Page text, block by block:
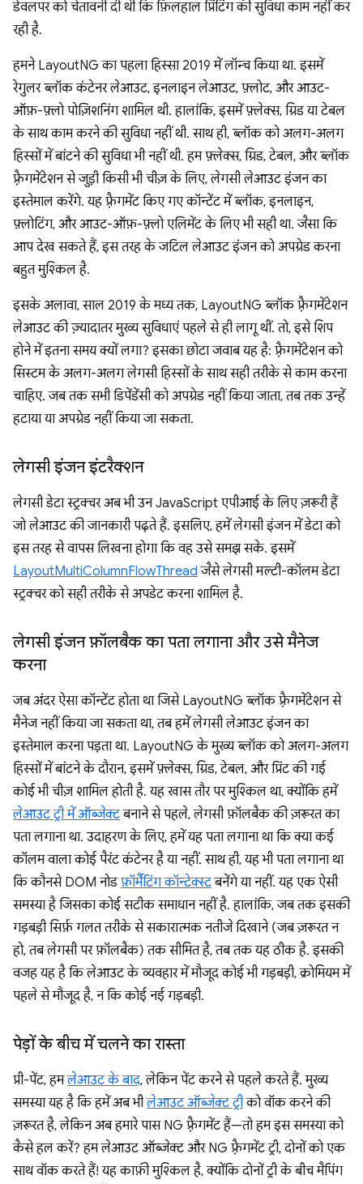
डेवलपर को चेतावनी दी थी कि फ़िलहाल प्रिंटिंग की सुविधा काम नहीं कर
रही है.
हमने LayoutNG का पहला हिस्सा 2019 में लॉन्च किया था. इसमें
रेगुलर ब्लॉक कंटेनर लेआउट, इनलाइन लेआउट, फ़्लोट, और आउट-
ऑफ़-फ़्लो पोज़िशनिंग शामिल थी. हालांकि, इसमें फ़्लेक्स, ग्रिड या टेबल
के साथ काम करने की सुविधा नहीं थी. साथ ही, ब्लॉक को अलग-अलग
हिस्सों में बांटने की सुविधा भी नहीं थी. हम फ़्लेक्स, ग्रिड, टेबल, और ब्लॉक
फ़्रैगमेंटेशन से जुड़ी किसी भी चीज़ के लिए, लेगसी लेआउट इंजन का
इस्तेमाल करेंगे. यह फ़्रैगमेंट किए गए कॉन्टेंट में ब्लॉक, इनलाइन,
फ़्लोटिंग, और आउट-ऑफ़-फ़्लो एलिमेंट के लिए भी सही था. जैसा कि
आप देख सकते हैं, इस तरह के जटिल लेआउट इंजन को अपग्रेड करना
बहुत मुश्किल है.
इसके अलावा, साल 2019 के मध्य तक, LayoutNG ब्लॉक फ़्रैगमेंटेशन
लेआउट की ज़्यादातर मुख्य सुविधाएं पहले से ही लागू थीं. तो, इसे शिप
होने में इतना समय क्यों लगा? इसका छोटा जवाब यह है: फ़्रैगमेंटेशन को
सिस्टम के अलग-अलग लेगसी हिस्सों के साथ सही तरीके से काम करना
चाहिए. जब तक सभी डिपेंडेंसी को अपग्रेड नहीं किया जाता, तब तक उन्हें
हटाया या अपग्रेड नहीं किया जा सकता.
लेगसी इंजन इंटरैक्शन
लेगसी डेटा स्ट्रक्चर अब भी उन JavaScript एपीआई के लिए ज़रूरी हैं
जो लेआउट की जानकारी पढ़ते हैं. इसलिए, हमें लेगसी इंजन में डेटा को
इस तरह से वापस लिखना होगा कि वह उसे समझ सके. इसमें
LayoutMultiColumnFlowThread जैसे लेगसी मल्टी-कॉलम डेटा
स्ट्रक्चर को सही तरीके से अपडेट करना शामिल है.
लेगसी इंजन फ़ॉलबैक का पता लगाना और उसे मैनेज
करना
जब अंदर ऐसा कॉन्टेंट होता था जिसे LayoutNG ब्लॉक फ़्रैगमेंटेशन से
मैनेज नहीं किया जा सकता था, तब हमें लेगसी लेआउट इंजन का
इस्तेमाल करना पड़ता था. LayoutNG के मुख्य ब्लॉक को अलग-अलग
हिस्सों में बांटने के दौरान, इसमें फ़्लेक्स, ग्रिड, टेबल, और प्रिंट की गई
कोई भी चीज़ शामिल होती है. यह खास तौर पर मुश्किल था, क्योंकि हमें
लेआउट ट्री में ऑब्जेक्टबनाने से पहले, लेगसी फ़ॉलबैक की ज़रूरत का
पता लगाना था. उदाहरण के लिए, हमें यह पता लगाना था कि क्या कई
कॉलम वाला कोई पैरंट कंटेनर है या नहीं. साथ ही, यह भी पता लगाना था
कि कौनसे DOM नोड फ़ॉर्मैटिंग कॉन्टेक्स्टबनेंगे या नहीं. यह एक ऐसी
समस्या है जिसका कोई सटीक समाधान नहीं है. हालांकि, जब तक इसकी
गड़बड़ी सिर्फ़ गलत तरीके से सकारात्मक नतीजे दिखाने (जब ज़रूरत न
हो, तब लेगसी पर फ़ॉलबैक) तक सीमित है, तब तक यह ठीक है. इसकी
वजह यह है कि लेआउट के व्यवहार में मौजूद कोई भी गड़बड़ी, क्रोमियम में
पहले से मौजूद है, न कि कोई नई गड़बड़ी.
पेड़ों के बीच में चलने का रास्ता
प्री-पेंट, हमलेआउट के बाद, लेकिन पेंट करने से पहले करते हैं. मुख्य
समस्या यह है कि हमें अब भीलेआउट ऑब्जेक्ट ट्रीको वॉक करने की
ज़रूरत है, लेकिन अब हमारे पास NG फ़्रैगमेंट हैं—तो हम इस समस्या को
कैसे हल करें? हम लेआउट ऑब्जेक्ट और NG फ़्रैगमेंट ट्री, दोनों को एक
साथ वॉक करते हैं! यह काफ़ी मुश्किल है, क्योंकि दोनों ट्री के बीच मैपिंग